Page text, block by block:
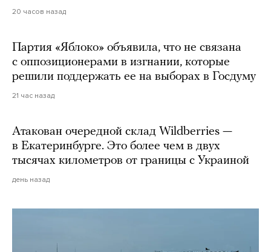
20 часов назад
Партия «Яблоко» объявила, что не связана
с оппозиционерами в изгнании, которые
решили поддержать ее на выборах в Госдуму
21 час назад
Атакован очередной склад Wildberries —
в Екатеринбурге. Это более чем в двух
тысячах километров от границы с Украиной
день назад